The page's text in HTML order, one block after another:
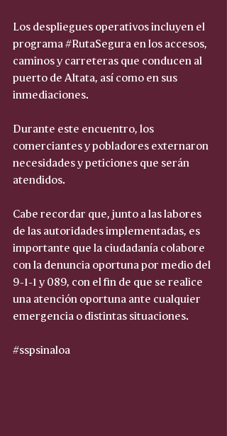
Los despliegues operativos incluyen el
programa #RutaSegura en los accesos,
caminos y carreteras que conducen al
puerto de Altata, así como en sus
inmediaciones.
Durante este encuentro, los
comerciantes y pobladores externaron
necesidades y peticiones que serán
atendidos.
Cabe recordar que, junto a las labores
de las autoridades implementadas, es
importante que la ciudadanía colabore
con la denuncia oportuna por medio del
9-1-1 y 089, con el fin de que se realice
una atención oportuna ante cualquier
emergencia o distintas situaciones.
#sspsinaloa